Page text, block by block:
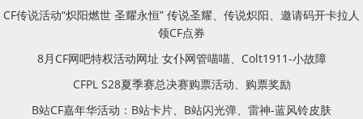
CF传说活动“炽阳燃世 圣耀永恒” 传说圣耀、传说炽阳、邀请码开卡拉人
领CF点券
8月CF网吧特权活动网址 女仆网管喵喵、Colt1911-小故障
CFPL S28夏季赛总决赛购票活动、购票奖励
B站CF嘉年华活动：B站卡片、B站闪光弹、雷神-蓝风铃皮肤